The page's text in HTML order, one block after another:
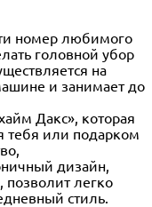
номер любимого
головной убор
на
и занимает до
Дакс», которая
тебя или подарком
дизайн,
легко
стиль.